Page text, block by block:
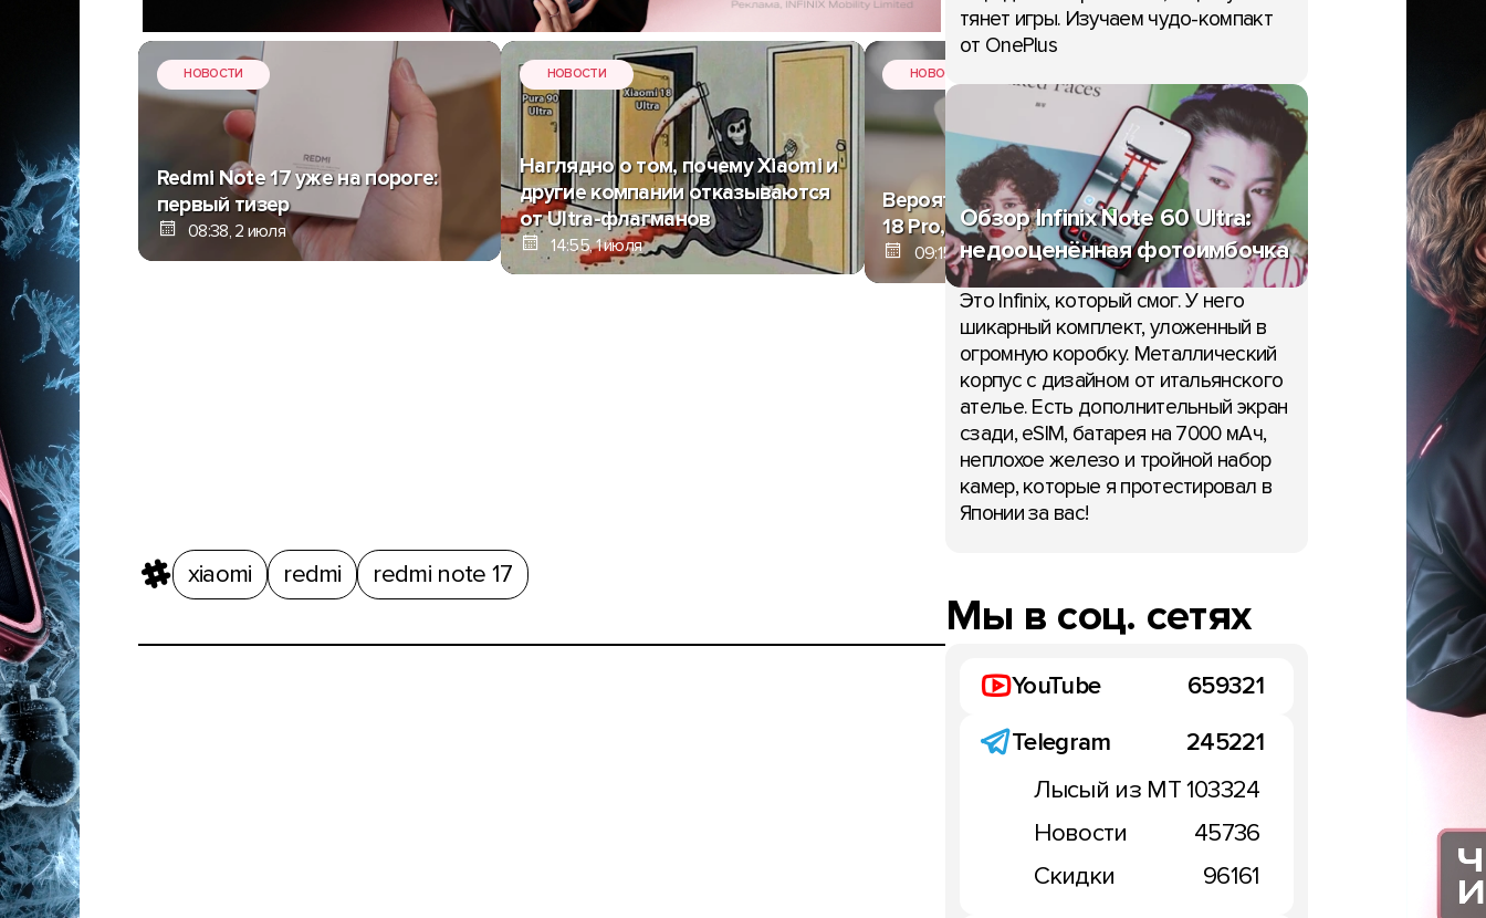
НОВОСТИ
Redmi Note 17 уже на пороге:
первый тизер
08:38, 2 июля
НОВОСТИ
Наглядно о том, почему Xiaomi и
другие компании отказываются
от Ultra-флагманов
14:55, 1 июля
НОВОСТИ
Вероятные сроки выхода Xiaomi
18 Pro, Vivo X500 и OPPO Find X10
09:15, 1 июля
Анонс Redmi K90 Ultra –
удешевлённый «Max»,
вам понравится
xiaomi redmi redmi note 17
тянет игры. Изучаем чудо-компакт
от OnePlus
Обзор Infinix Note 60 Ultra:
недооценённая фотоимбочка
Это Infinix, который смог. У него
шикарный комплект, уложенный в
огромную коробку. Металлический
корпус с дизайном от итальянского
ателье. Есть дополнительный экран
сзади, eSIM, батарея на 7000 мАч,
неплохое железо и тройной набор
камер, которые я протестировал в
Японии за вас!
Мы в соц. сетях
YouTube
659321
Telegram
245221
Лысый из МТ103324
Новости
45736
Скидки
96161